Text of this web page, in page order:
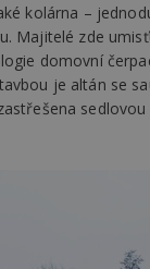
kolárna –
Majitelé zde
domovní
je altán se
uid
ui
cct
_hjSession_170189
Gtest